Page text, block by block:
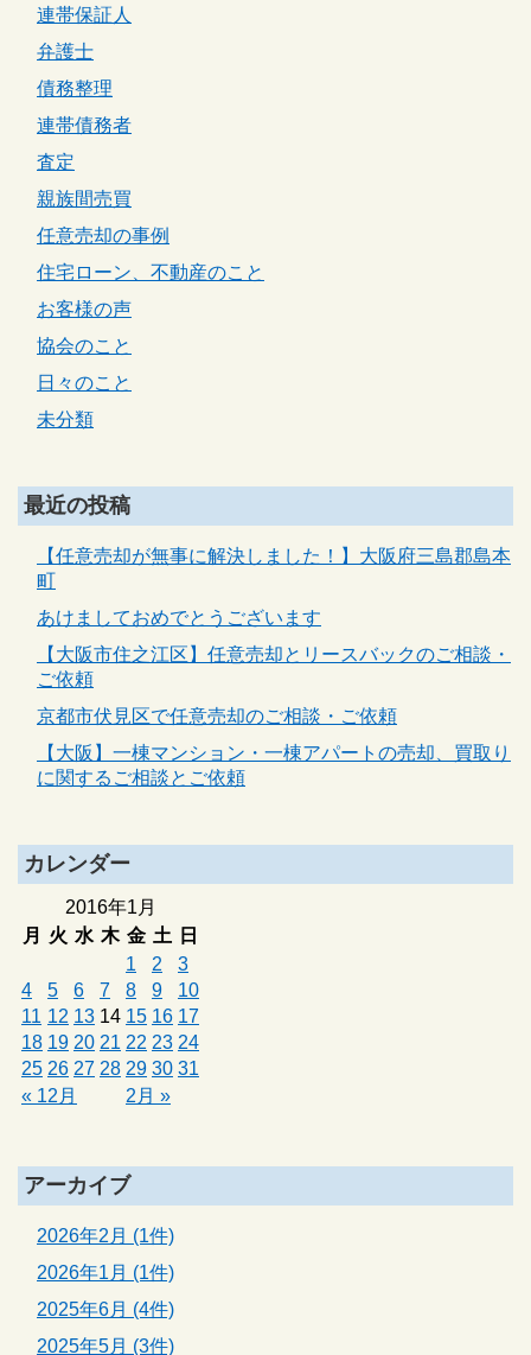
連帯保証人
弁護士
債務整理
連帯債務者
査定
親族間売買
任意売却の事例
住宅ローン、不動産のこと
お客様の声
協会のこと
日々のこと
未分類
最近の投稿
【任意売却が無事に解決しました！】大阪府三島郡島本
町
あけましておめでとうございます
【大阪市住之江区】任意売却とリースバックのご相談・
ご依頼
京都市伏見区で任意売却のご相談・ご依頼
【大阪】一棟マンション・一棟アパートの売却、買取り
に関するご相談とご依頼
カレンダー
2016年1月
月
火 水 木 金 土 日
« 12月 2月 »
1 2
3
4
5 6 7 8 9
10
11 12 13 14 15 16 17
18 19 20 21 22 23 24
25 26 27 28 29 30 31
アーカイブ
2026年2月 (1件)
2026年1月 (1件)
2025年6月 (4件)
2025年5月 (3件)